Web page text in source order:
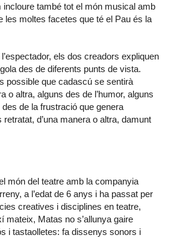
també tot el món musical amb
les moltes facetes que té el Pau és la
els dos creadors expliquen
des de diferents punts de vista.
possible que cadascú se sentirà
o altra, alguns des de l’humor, alguns
de la frustració que genera
retratat, d’una manera o altra, damunt
món del teatre amb la companyia
a l’edat de 6 anys i ha passat per
creatives i disciplines en teatre,
mateix, Matas no s’allunya gaire
i tastaolletes: fa dissenys sonors i